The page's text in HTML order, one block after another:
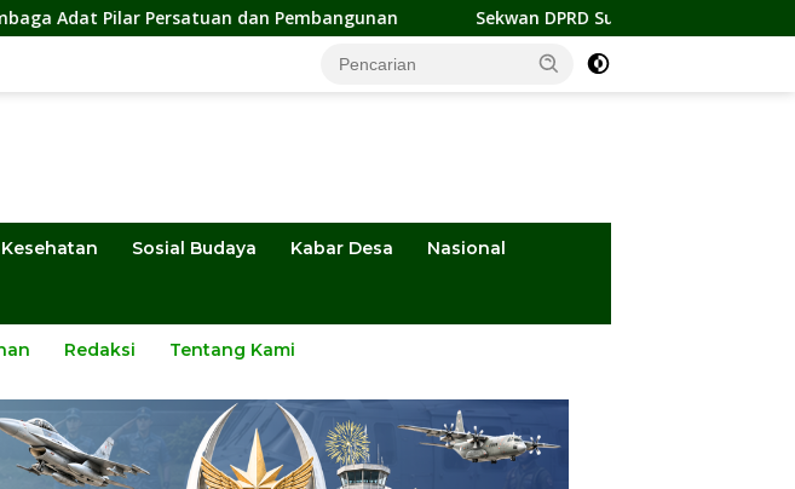
dan Pembangunan Sekwan DPRD Sulteng Jadi Pengurus BMA 2026-2031,
Kesehatan Sosial Budaya Kabar Desa Nasional
Redaksi Tentang Kami